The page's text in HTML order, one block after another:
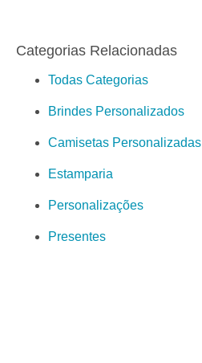
Categorias Relacionadas
Todas Categorias
Brindes Personalizados
Camisetas Personalizadas
Estamparia
Personalizações
Presentes